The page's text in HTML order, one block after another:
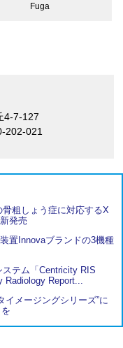
Fuga
4-7-127
202-021
粗しょう症に対応するX
発売
置Innovaブランドの3機種
テム「Centricity RIS
Report...
イメージングシリーズ”に